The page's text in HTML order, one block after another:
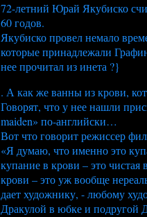
72-летний Юрай Якубиско
60 годов.
Якубиско провел немало
которые принадлежали
нее прочитал из инета ?}
. А как же ванны из крови,
Говорят, что у нее нашли
maiden» по-английски…
Вот что говорит режиссер
«Я думаю, что именно это
купание в крови – это
крови – это уж вообще
дает художнику, - любому
Дракулой в юбке и подругой